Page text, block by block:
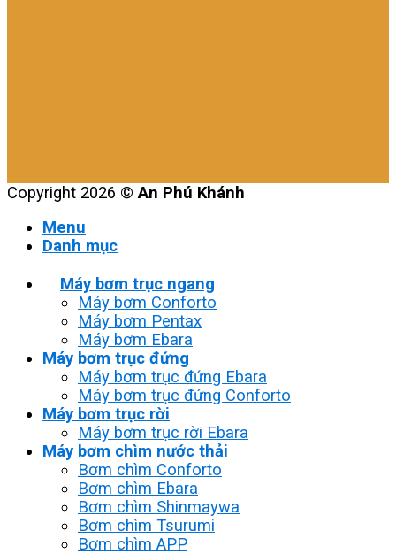
Copyright 2026 © An Phú Khánh
Menu
Danh mục
Máy bơm trục ngang
Máy bơm Conforto
Máy bơm Pentax
Máy bơm Ebara
Máy bơm trục đứng
Máy bơm trục đứng Ebara
Máy bơm trục đứng Conforto
Máy bơm trục rời
Máy bơm trục rời Ebara
Máy bơm chìm nước thải
Bơm chìm Conforto
Bơm chìm Ebara
Bơm chìm Shinmaywa
Bơm chìm Tsurumi
Bơm chìm APP